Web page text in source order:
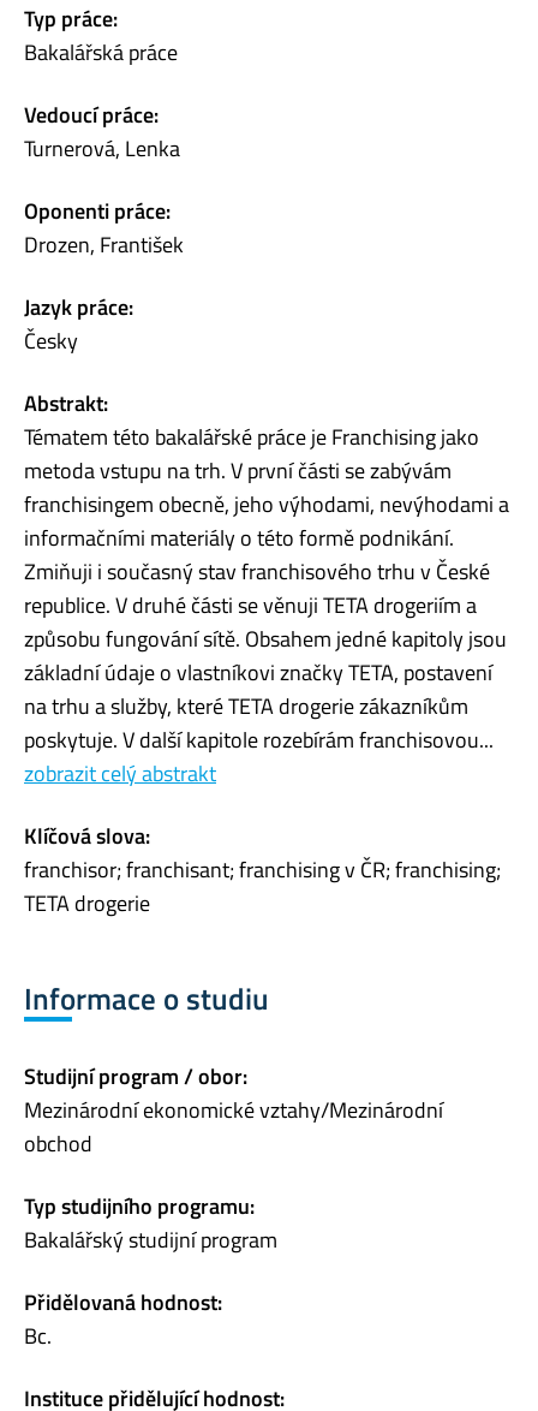
Typ práce:
Bakalářská práce
Vedoucí práce:
Turnerová, Lenka
Oponenti práce:
Drozen, František
Jazyk práce:
Česky
Abstrakt:
Tématem této bakalářské práce je Franchising jako
metoda vstupu na trh. V první části se zabývám
franchisingem obecně, jeho výhodami, nevýhodami a
informačními materiály o této formě podnikání.
Zmiňuji i současný stav franchisového trhu v České
republice. V druhé části se věnuji TETA drogeriím a
způsobu fungování sítě. Obsahem jedné kapitoly jsou
základní údaje o vlastníkovi značky TETA, postavení
na trhu a služby, které TETA drogerie zákazníkům
poskytuje. V další kapitole rozebírám franchisovou...
zobrazit celý abstrakt
Klíčová slova:
franchisor; franchisant; franchising v ČR; franchising;
TETA drogerie
Informace o studiu
Studijní program / obor:
Mezinárodní ekonomické vztahy/Mezinárodní
obchod
Typ studijního programu:
Bakalářský studijní program
Přidělovaná hodnost:
Bc.
Instituce přidělující hodnost: